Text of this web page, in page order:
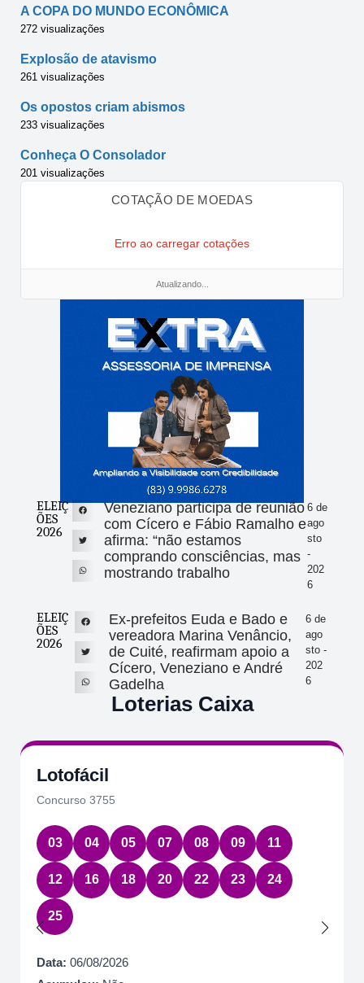
A COPA DO MUNDO ECONÔMICA
272 visualizações
Explosão de atavismo
261 visualizações
Os opostos criam abismos
233 visualizações
Conheça O Consolador
201 visualizações
COTAÇÃO DE MOEDAS
Erro ao carregar cotações
Atualizando...
ELEIÇ
ÕES
2026
Veneziano participa de reunião
com Cícero e Fábio Ramalho e
afirma: “não estamos
comprando consciências, mas
mostrando trabalho
6 de
ago
sto
-
202
6
ELEIÇ
ÕES
2026
Ex-prefeitos Euda e Bado e
vereadora Marina Venâncio,
de Cuité, reafirmam apoio a
Cícero, Veneziano e André
Gadelha
6 de
ago
sto -
202
6
Loterias Caixa
Quina
Concurso 7085
08 14 49 58 78
Data:
06/08/2026
Acumulou:
Próximo concurso:
R$ 600.000